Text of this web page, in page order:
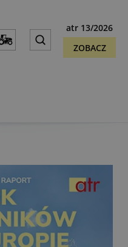
atr 13/2026
ZOBACZ